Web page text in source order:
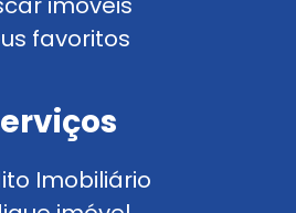
favoritos
Imobiliário